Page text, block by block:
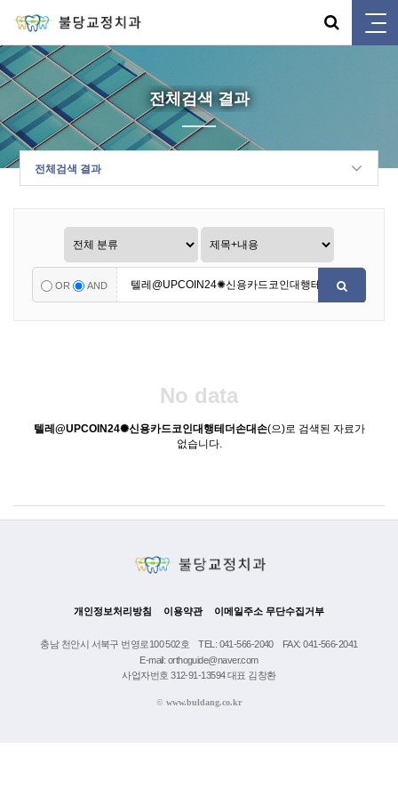
전체검색 결과
전체검색 결과
OR AND
No data
텔레@UPCOIN24✺신용카드코인대행테더손대손(으)로 검색된 자료가
없습니다.
개인정보처리방침 이용약관 이메일주소 무단수집거부
충남 천안시 서북구 번영로100 502호 TEL: 041-566-2040
FAX: 041-566-2041
E-mail: orthoguide@naver.com
사업자번호 312-91-13594 대표 김창환
© www.buldang.co.kr